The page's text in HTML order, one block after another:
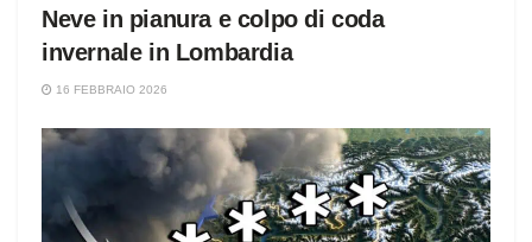
Neve in pianura e colpo di coda
invernale in Lombardia
16 FEBBRAIO 2026